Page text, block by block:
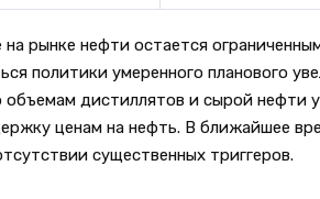
рынке нефти остается
политики умеренного планового
объемам дистиллятов и сырой нефти
ценам на нефть. В ближайшее
существенных триггеров.